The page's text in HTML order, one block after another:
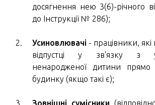
досягнення нею 3(6)-річного
до Інструкції № 286);
Усиновлювачі - працівники,
відпустці у зв'язку з
ненародженої дитини прямо
будинку (якщо такі є);
Зовнішні сумісники